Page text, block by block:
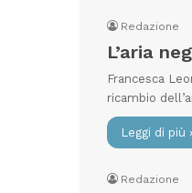
Redazione
L’aria
Francesca
ricambio
Leggi di più
Redazione